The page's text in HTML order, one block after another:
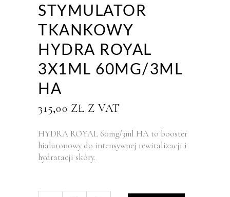
STYMULATOR
TKANKOWY
HYDRA ROYAL
3X1ML 60MG/3ML
HA
315,00 ZŁ Z VAT
HYDRA ROYAL 60mg/3ml HA to booster
hialuronowy do intensywnej rewitalizacji i
hydratacji skóry.